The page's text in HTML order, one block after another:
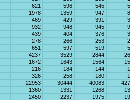
621 596 545
1978 1359 947
469 429 391
932 948 945
439 404 376
278 266 253
651 597 519
4237 3529 2844
1672 1643 1564
216 184 144
326 258 180
22953 30444 40083
1360 1331 1268
2450 2237 1975